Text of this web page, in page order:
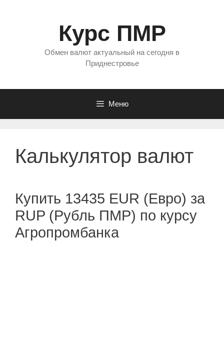
Курс ПМР
Обмен валют актуальный на сегодня в
Приднестровье
Меню
Калькулятор валют
Купить 13435 EUR (Евро) за
RUP (Рубль ПМР) по курсу
Агропромбанка